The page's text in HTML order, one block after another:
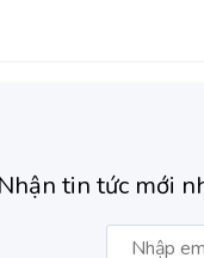
Nhận tin tức mới